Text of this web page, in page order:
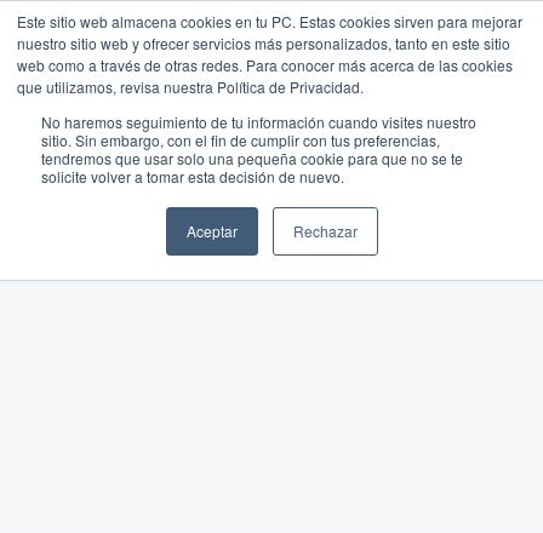
Este sitio web almacena cookies en tu PC. Estas cookies sirven para mejorar
nuestro sitio web y ofrecer servicios más personalizados, tanto en este sitio
web como a través de otras redes. Para conocer más acerca de las cookies
que utilizamos, revisa nuestra Política de Privacidad.
No haremos seguimiento de tu información cuando visites nuestro
sitio. Sin embargo, con el fin de cumplir con tus preferencias,
tendremos que usar solo una pequeña cookie para que no se te
solicite volver a tomar esta decisión de nuevo.
Aceptar Rechazar